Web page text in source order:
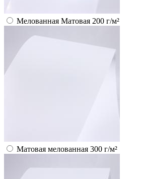
Мелованная Матовая 200 г/м²
Матовая мелованная 300 г/м²